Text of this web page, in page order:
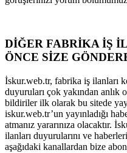
DİĞER FABRİKA İŞ
ÖNCE SİZE
İskur.web.tr, fabrika iş ilanları
duyuruları çok yakından anlık
bildiriler ilk olarak bu sitede
iskur.web.tr’un yayınladığı
atmanız yararınıza olacaktır.
ilanları duyurularını ve
aşağıdaki kanallardan bize